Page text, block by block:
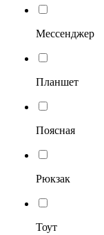
Мессенджер
Планшет
Поясная
Рюкзак
Тоут